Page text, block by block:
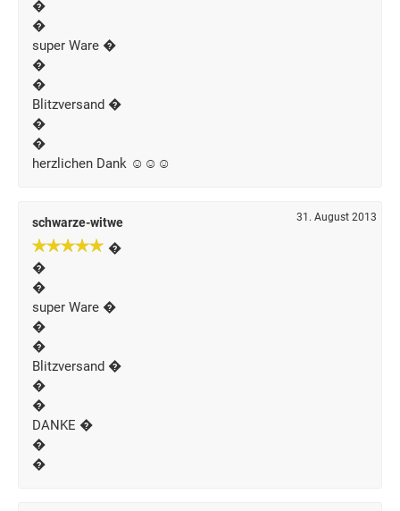
�
�
super Ware �
�
�
Blitzversand �
�
�
herzlichen Dank ☺☺☺
schwarze-witwe 31. August 2013
�
�
�
super Ware �
�
�
Blitzversand �
�
�
DANKE �
�
�